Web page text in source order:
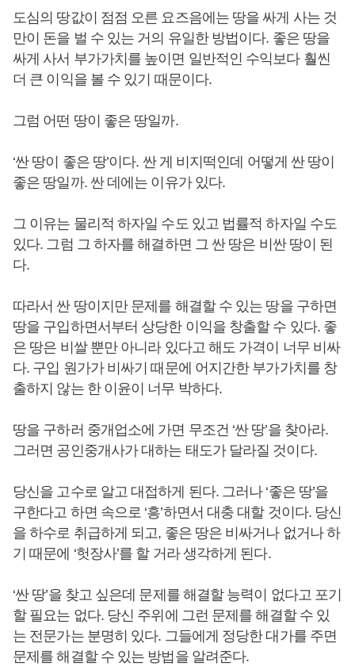
도심의 땅값이 점점 오른 요즈음에는 땅을 싸게 사는 것
만이 돈을 벌 수 있는 거의 유일한 방법이다. 좋은 땅을
싸게 사서 부가가치를 높이면 일반적인 수익보다 훨씬
더 큰 이익을 볼 수 있기 때문이다.
그럼 어떤 땅이 좋은 땅일까.
‘싼 땅이 좋은 땅’이다. 싼 게 비지떡인데 어떻게 싼 땅이
좋은 땅일까. 싼 데에는 이유가 있다.
그 이유는 물리적 하자일 수도 있고 법률적 하자일 수도
있다. 그럼 그 하자를 해결하면 그 싼 땅은 비싼 땅이 된
다.
따라서 싼 땅이지만 문제를 해결할 수 있는 땅을 구하면
땅을 구입하면서부터 상당한 이익을 창출할 수 있다. 좋
은 땅은 비쌀 뿐만 아니라 있다고 해도 가격이 너무 비싸
다. 구입 원가가 비싸기 때문에 어지간한 부가가치를 창
출하지 않는 한 이윤이 너무 박하다.
땅을 구하러 중개업소에 가면 무조건 ‘싼 땅’을 찾아라.
그러면 공인중개사가 대하는 태도가 달라질 것이다.
당신을 고수로 알고 대접하게 된다. 그러나 ‘좋은 땅’을
구한다고 하면 속으로 ‘흥’하면서 대충 대할 것이다. 당신
을 하수로 취급하게 되고, 좋은 땅은 비싸거나 없거나 하
기 때문에 ‘헛장사’를 할 거라 생각하게 된다.
‘싼 땅’을 찾고 싶은데 문제를 해결할 능력이 없다고 포기
할 필요는 없다. 당신 주위에 그런 문제를 해결할 수 있
는 전문가는 분명히 있다. 그들에게 정당한 대가를 주면
문제를 해결할 수 있는 방법을 알려준다.